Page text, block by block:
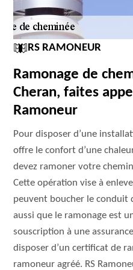
RS RAMONEUR
Ramonage de
Cheran, faites
Ramoneur
Pour disposer d’une
offre le confort d’une
devez ramoner votre
Cette opération vise à
peuvent boucher le conduit
aussi que le ramonage est
souscription à une
disposer d’un certificat de
ramoneur agréé. RS